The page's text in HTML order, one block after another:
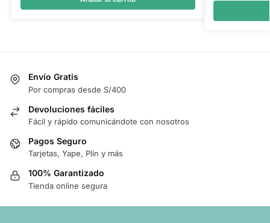
Envío Gratis
Por compras desde S/400
Devoluciones fáciles
Fácil y rápido comunicándote con nosotros
Pagos Seguro
Tarjetas, Yape, Plin y más
100% Garantizado
Tienda online segura